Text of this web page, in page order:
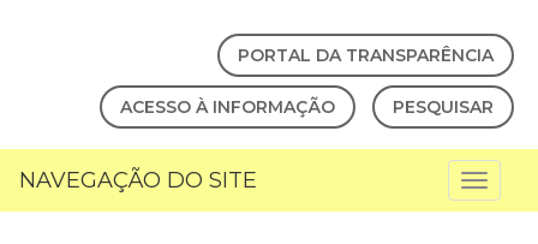
PORTAL DA TRANSPARÊNCIA
ACESSO À INFORMAÇÃO PESQUISAR
NAVEGAÇÃO DO SITE